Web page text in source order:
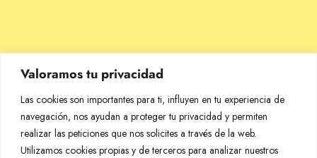
Valoramos tu privacidad
Las cookies son importantes para ti, influyen en tu experiencia de
navegación, nos ayudan a proteger tu privacidad y permiten
realizar las peticiones que nos solicites a través de la web.
Utilizamos cookies propias y de terceros para analizar nuestros